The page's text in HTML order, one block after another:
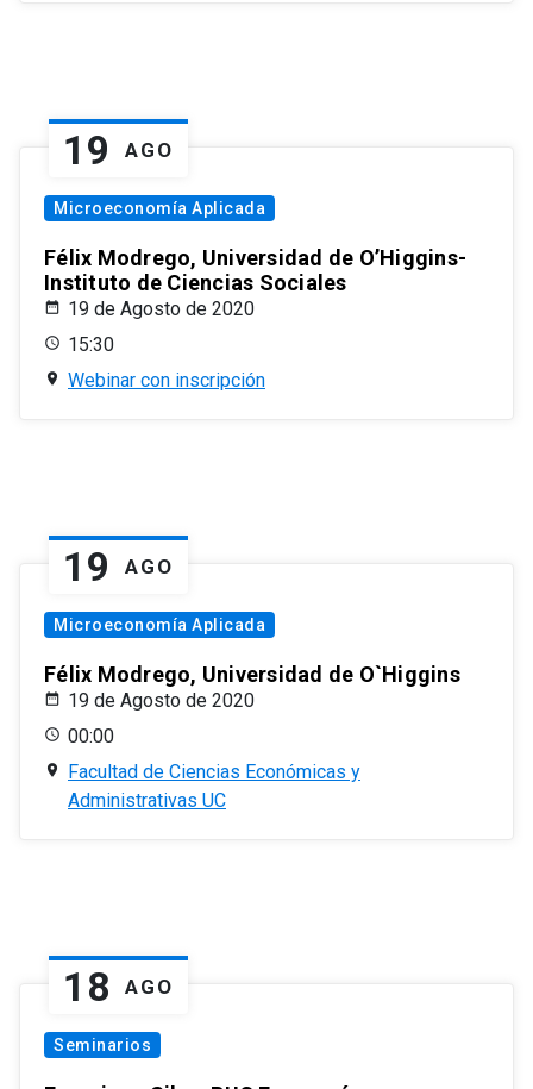
19 AGO
Microeconomía Aplicada
Félix Modrego, Universidad de O’Higgins-
Instituto de Ciencias Sociales
19 de Agosto de 2020
15:30
Webinar con inscripción
19 AGO
Microeconomía Aplicada
Félix Modrego, Universidad de O`Higgins
19 de Agosto de 2020
00:00
Facultad de Ciencias Económicas y
Administrativas UC
18 AGO
Seminarios